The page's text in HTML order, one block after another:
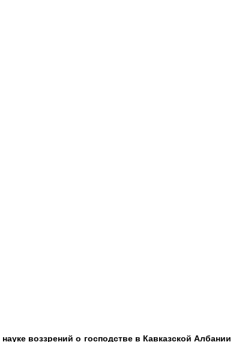
воззрений о господстве в Кавказской Албании